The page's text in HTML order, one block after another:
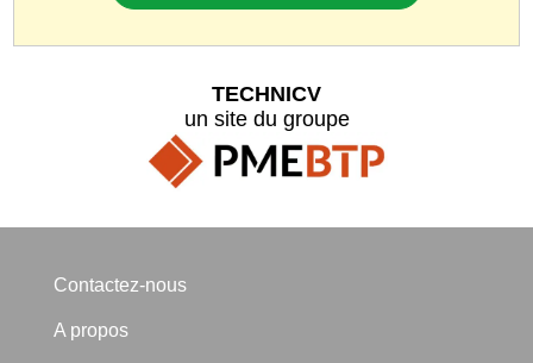
TECHNICV
un site du groupe
Contactez-nous
A propos